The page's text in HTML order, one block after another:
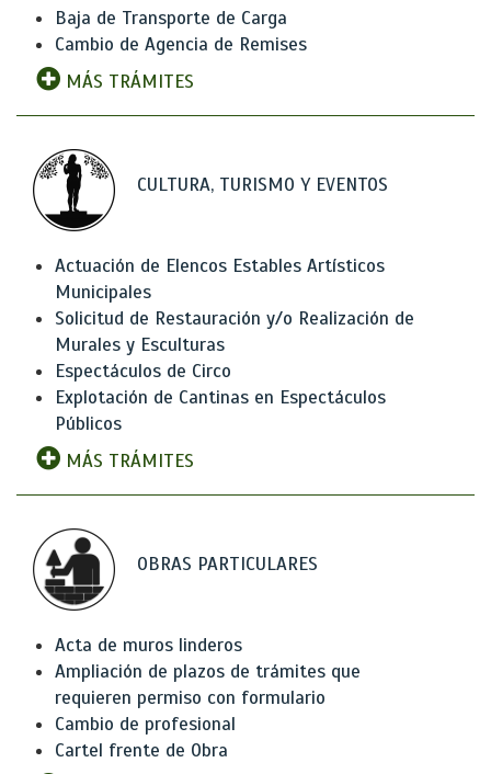
Baja de Transporte de Carga
Cambio de Agencia de Remises
MÁS TRÁMITES
CULTURA, TURISMO Y EVENTOS
Actuación de Elencos Estables Artísticos
Municipales
Solicitud de Restauración y/o Realización de
Murales y Esculturas
Espectáculos de Circo
Explotación de Cantinas en Espectáculos
Públicos
MÁS TRÁMITES
OBRAS PARTICULARES
Acta de muros linderos
Ampliación de plazos de trámites que
requieren permiso con formulario
Cambio de profesional
Cartel frente de Obra